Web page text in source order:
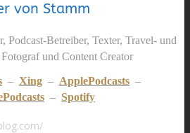
von Stamm
Podcast-Betreiber, Texter, Travel- und
und Content Creator
– Xing – ApplePodcasts –
– Spotify